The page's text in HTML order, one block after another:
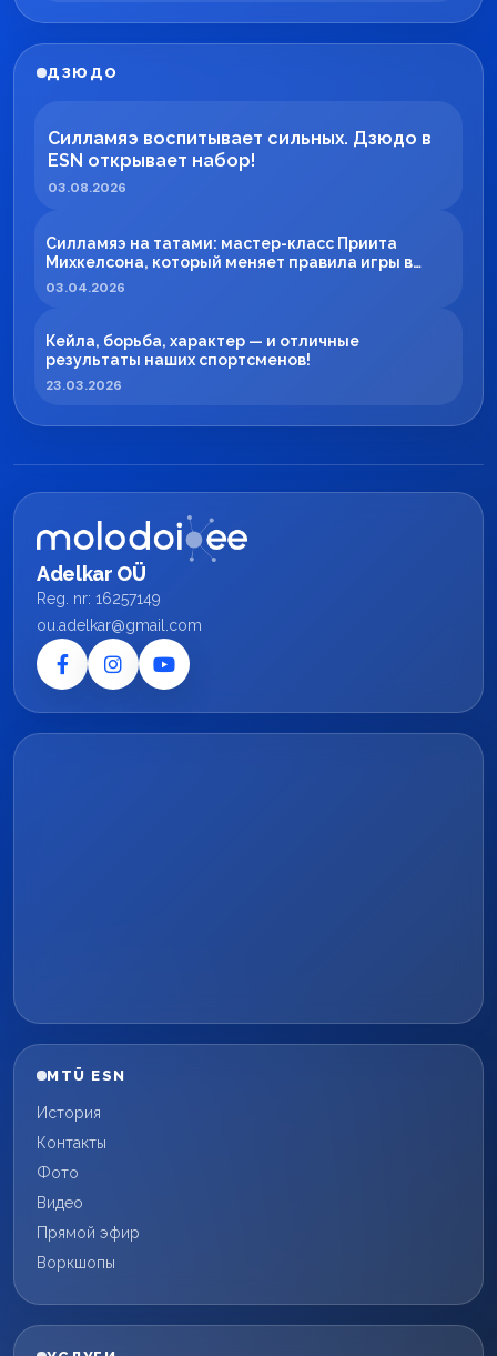
ДЗЮДО
Силламяэ воспитывает сильных. Дзюдо в
ESN открывает набор!
03.08.2026
Силламяэ на татами: мастер-класс Приита
Михкелсона, который меняет правила игры в
регионе
03.04.2026
Кейла, борьба, характер — и отличные
результаты наших спортсменов!
23.03.2026
Adelkar OÜ
Reg. nr: 16257149
ou.adelkar@gmail.com
MTÜ ESN
История
Контакты
Фото
Видео
Прямой эфир
Воркшопы